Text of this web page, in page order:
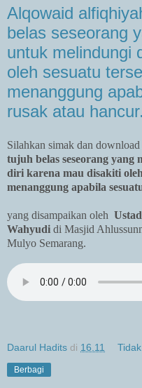
Alqowaid
belas seseorang
untuk melindungi
oleh sesuatu
menanggung
rusak atau hancur.
Silahkan simak dan download
tujuh belas seseorang yang
diri karena mau disakiti
menanggung apabila
yang disampaikan oleh
Wahyudi di Masjid
Mulyo Semarang.
Daarul Hadits di 16.11
Berbagi